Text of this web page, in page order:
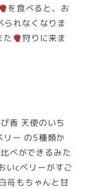
を食べると、お
られなくなりま
た
狩りに来ま
香 天使のいち
リー の5種類か
べができるみた
いcベリーがすご
苺もちゃんと甘